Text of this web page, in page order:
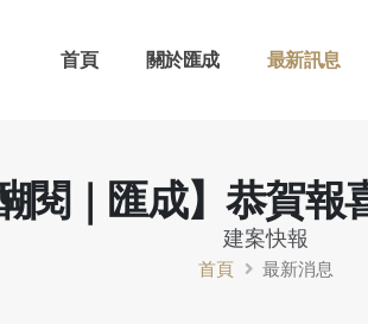
首頁 關於匯成 最新訊息
閱｜匯成】恭賀報
建案快報
首頁 最新消息